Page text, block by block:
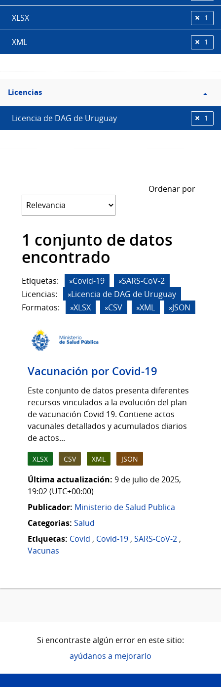
XLSX 1
XML 1
Filtro
Licencias
Licencias
Licencia de DAG de Uruguay 1
Ordenar por
1 conjunto de datos
encontrado
Etiquetas: Covid-19
SARS-CoV-2
Licencias:
Licencia de DAG de Uruguay
Formatos:
XLSX CSV XML JSON
Vacunación por Covid-19
Este conjunto de datos presenta diferentes
recursos vinculados a la evolución del plan
de vacunación Covid 19. Contiene actos
vacunales detallados y acumulados diarios
de actos...
XLSX CSV XML JSON
Última actualización: 9 de julio de 2025,
19:02 (UTC+00:00)
Publicador: Ministerio de Salud Publica
Categorias: Salud
Etiquetas: Covid , Covid-19 , SARS-CoV-2 ,
Vacunas
Si encontraste algún error en este sitio:
ayúdanos a mejorarlo